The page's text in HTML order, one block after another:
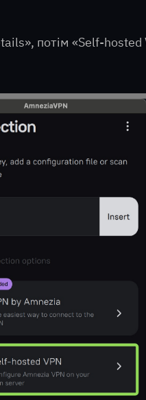
потім «Self-hosted